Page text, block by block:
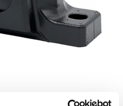
- SKF